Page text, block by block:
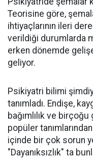
Teorisine göre,
ihtiyaçlarının ileri
verildiği durumlarda
erken dönemde
geliyor.
Psikiyatri bilimi
tanımladı. Endişe,
bağımlılık ve
popüler
içinde bir çok sorun
"Dayanıksızlık" ta